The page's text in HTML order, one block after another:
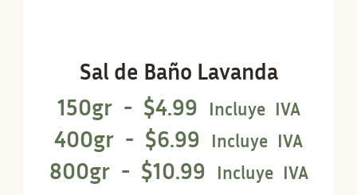
Sal de Baño Lavanda
150gr - $4.99 Incluye IVA
400gr - $6.99 Incluye IVA
800gr - $10.99 Incluye IVA